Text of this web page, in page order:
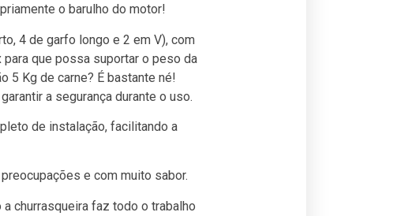
o barulho do motor!
4 de garfo longo e 2 em V), com
que possa suportar o peso da
5 Kg de carne? É bastante né!
a segurança durante o uso.
de instalação, facilitando a
e com muito sabor.
churrasqueira faz todo o trabalho